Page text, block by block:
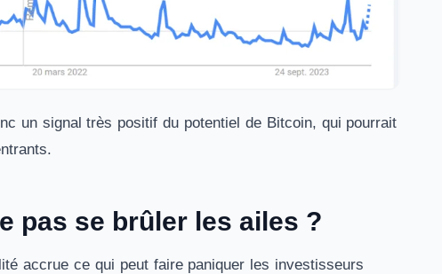
un signal très positif du potentiel de Bitcoin, qui pourrait
pas se brûler les ailes ?
accrue ce qui peut faire paniquer les investisseurs